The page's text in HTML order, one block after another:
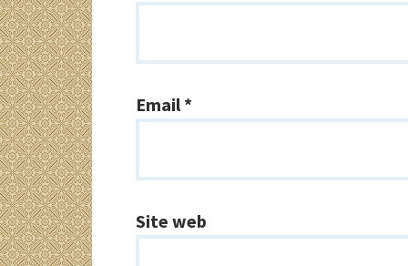
Email*
Site web